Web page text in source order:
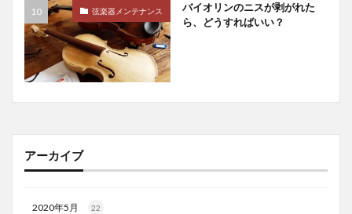
弦楽器メンテナンス
バイオリンのニスが剥がれた
ら、どうすればいい？
アーカイブ
2020年5月 22